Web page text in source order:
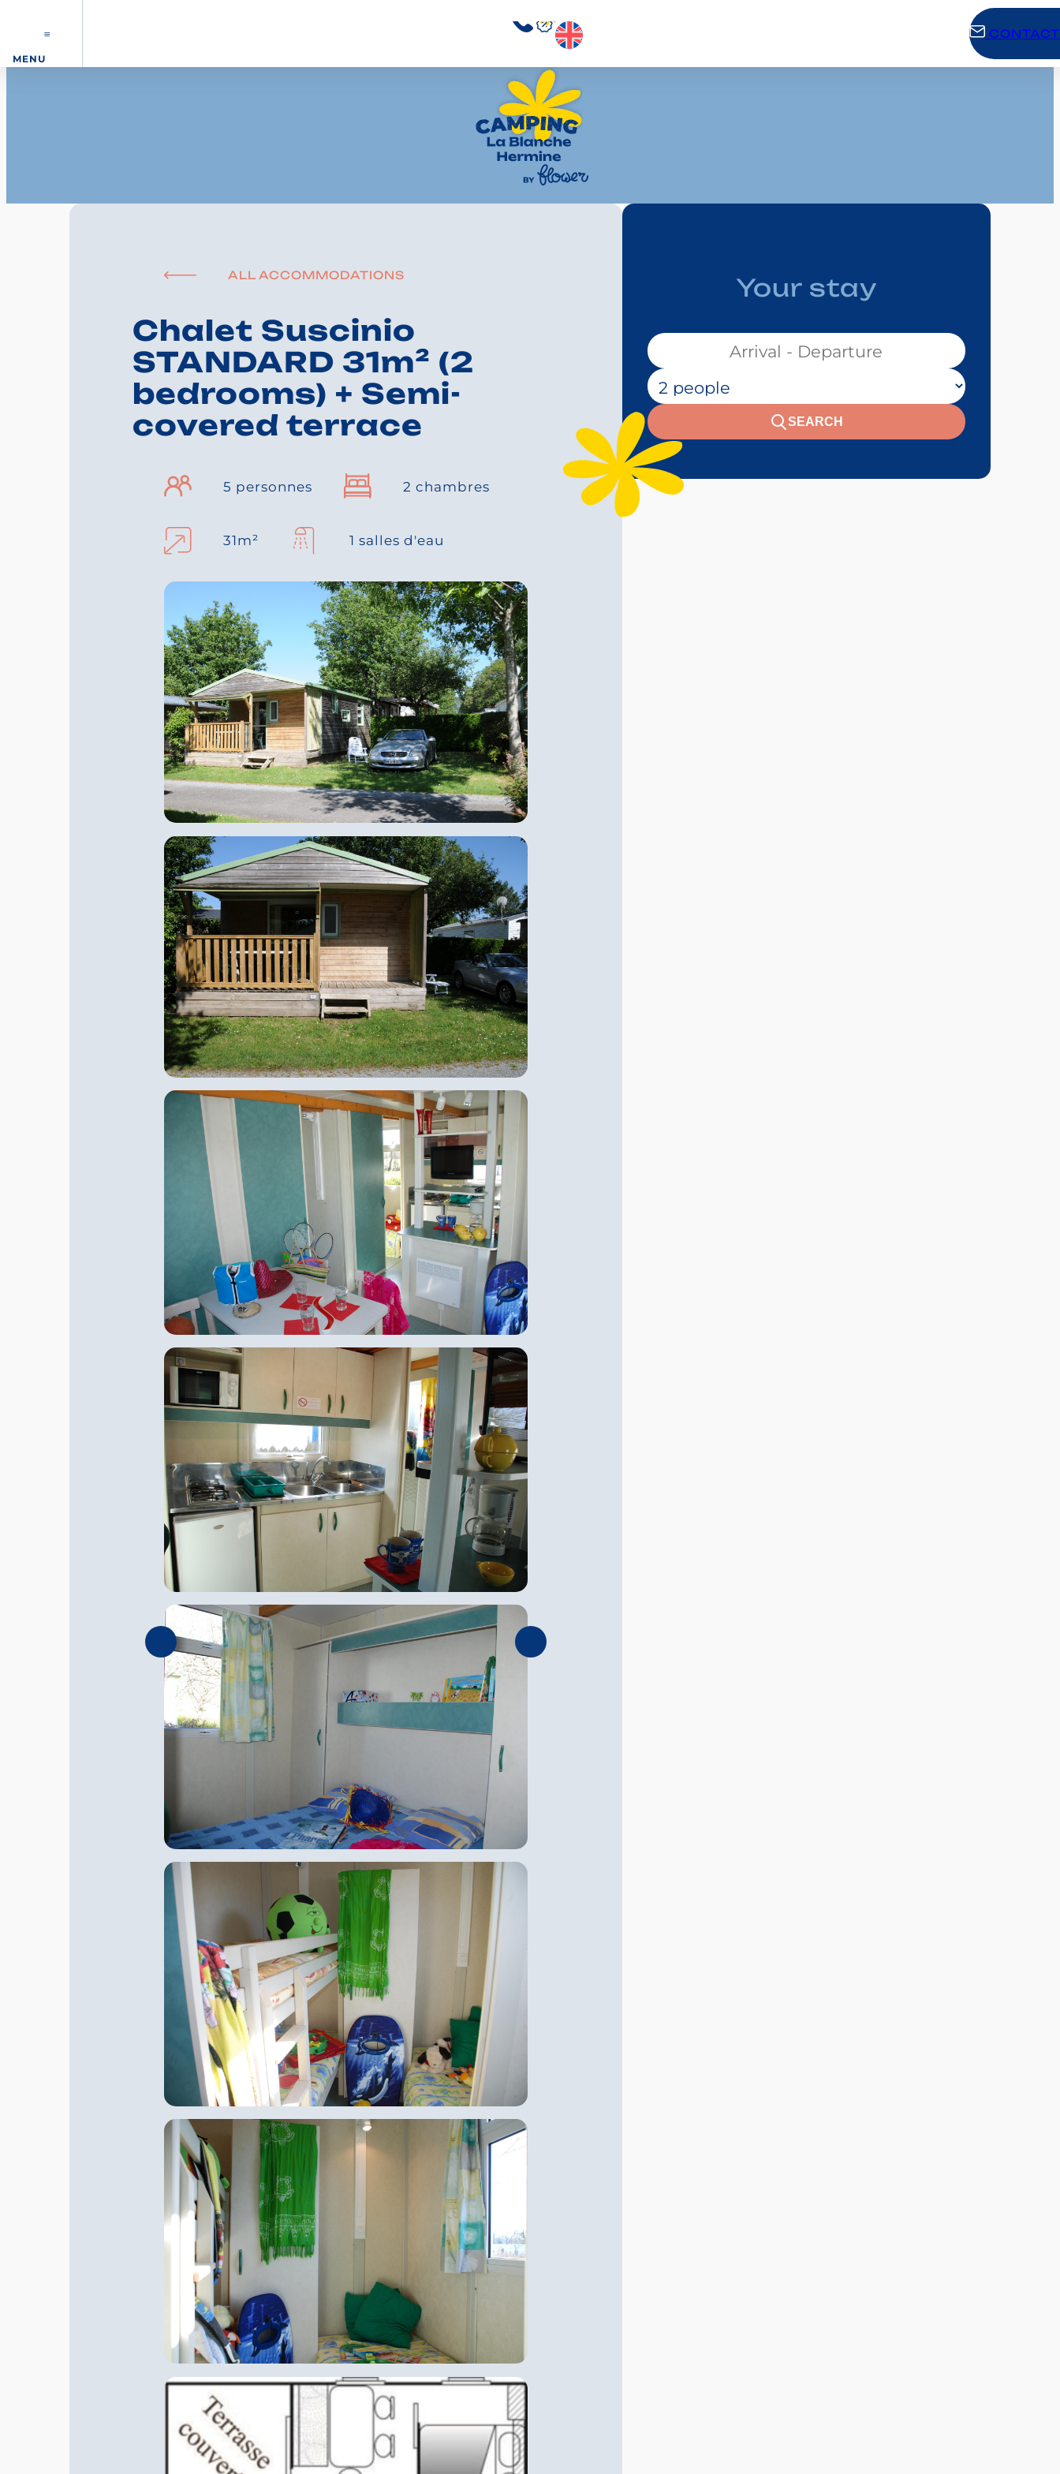
MENU
CONTACT
ALL ACCOMMODATIONS
Chalet Suscinio
STANDARD 31m² (2
bedrooms) + Semi-
covered terrace
5 personnes 2 chambres
31m² 1 salles d'eau
Your stay
Votre séjour :
Nombre de personnes :
SEARCH